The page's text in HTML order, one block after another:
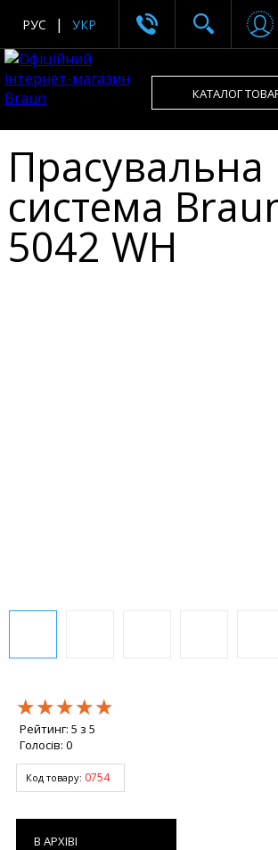
РУС УКР
КАТАЛОГ
Прасувальна
система
5042 WH
★★★★★
★★★★★
★★★★★
Рейтинг: 5 з 5
Голосів: 0
Код товару: 0754
В АРХІВІ